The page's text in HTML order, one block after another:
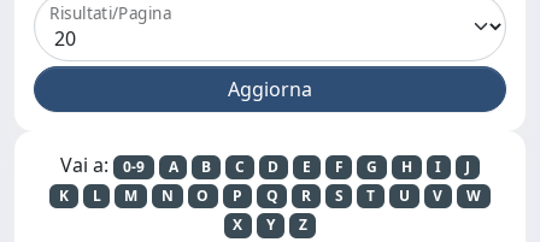
Risultati/Pagina
Vai a: 0-9 A B C D E F G H I
J
K
L M N O P Q R S T U V
W
X
Y Z